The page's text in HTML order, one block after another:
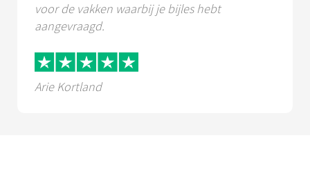
voor de vakken waarbij je bijles hebt
aangevraagd.
Arie Kortland